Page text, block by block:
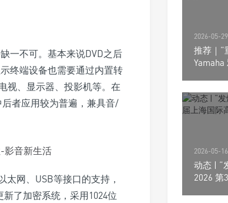
一不可。基本来说DVD之后
终端设备也需要通过内置转
视、显示器、投影机等。在
者应用较为普遍，兼具音/
太网、USB等接口的支持，
了加密系统，采用1024位
2026-05-29
推荐｜“
Yamaha
2026-05-16
动态 | “
2026 第